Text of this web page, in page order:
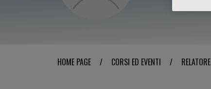
HOME PAGE / CORSI ED EVENTI / RELATORE